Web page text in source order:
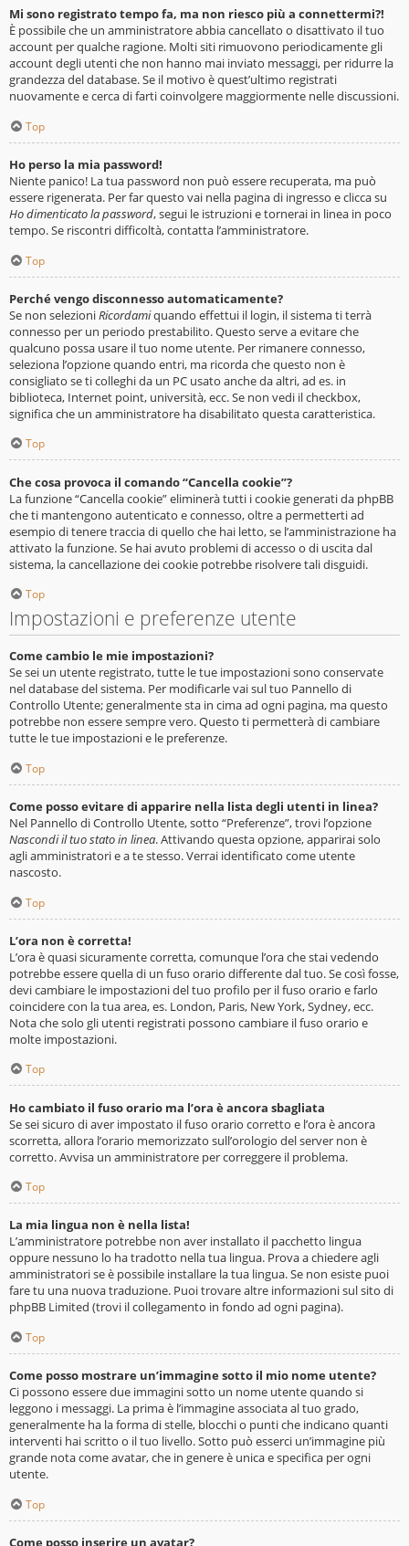
Mi sono registrato tempo fa, ma non riesco più a connettermi?!
È possibile che un amministratore abbia cancellato o disattivato il tuo
account per qualche ragione. Molti siti rimuovono periodicamente gli
account degli utenti che non hanno mai inviato messaggi, per ridurre la
grandezza del database. Se il motivo è quest’ultimo registrati
nuovamente e cerca di farti coinvolgere maggiormente nelle discussioni.
Top
Ho perso la mia password!
Niente panico! La tua password non può essere recuperata, ma può
essere rigenerata. Per far questo vai nella pagina di ingresso e clicca su
Ho dimenticato la password, segui le istruzioni e tornerai in linea in poco
tempo. Se riscontri difficoltà, contatta l’amministratore.
Top
Perché vengo disconnesso automaticamente?
Se non selezioniRicordamiquando effettui il login, il sistema ti terrà
connesso per un periodo prestabilito. Questo serve a evitare che
qualcuno possa usare il tuo nome utente. Per rimanere connesso,
seleziona l’opzione quando entri, ma ricorda che questo non è
consigliato se ti colleghi da un PC usato anche da altri, ad es. in
biblioteca, Internet point, università, ecc. Se non vedi il checkbox,
significa che un amministratore ha disabilitato questa caratteristica.
Top
Che cosa provoca il comando “Cancella cookie”?
La funzione “Cancella cookie” eliminerà tutti i cookie generati da phpBB
che ti mantengono autenticato e connesso, oltre a permetterti ad
esempio di tenere traccia di quello che hai letto, se l’amministrazione ha
attivato la funzione. Se hai avuto problemi di accesso o di uscita dal
sistema, la cancellazione dei cookie potrebbe risolvere tali disguidi.
Top
Impostazioni e preferenze utente
Come cambio le mie impostazioni?
Se sei un utente registrato, tutte le tue impostazioni sono conservate
nel database del sistema. Per modificarle vai sul tuo Pannello di
Controllo Utente; generalmente sta in cima ad ogni pagina, ma questo
potrebbe non essere sempre vero. Questo ti permetterà di cambiare
tutte le tue impostazioni e le preferenze.
Top
Come posso evitare di apparire nella lista degli utenti in linea?
Nel Pannello di Controllo Utente, sotto “Preferenze”, trovi l’opzione
Nascondi il tuo stato in linea. Attivando questa opzione, apparirai solo
agli amministratori e a te stesso. Verrai identificato come utente
nascosto.
Top
L’ora non è corretta!
L’ora è quasi sicuramente corretta, comunque l’ora che stai vedendo
potrebbe essere quella di un fuso orario differente dal tuo. Se così fosse,
devi cambiare le impostazioni del tuo profilo per il fuso orario e farlo
coincidere con la tua area, es. London, Paris, New York, Sydney, ecc.
Nota che solo gli utenti registrati possono cambiare il fuso orario e
molte impostazioni.
Top
Ho cambiato il fuso orario ma l’ora è ancora sbagliata
Se sei sicuro di aver impostato il fuso orario corretto e l’ora è ancora
scorretta, allora l’orario memorizzato sull’orologio del server non è
corretto. Avvisa un amministratore per correggere il problema.
Top
La mia lingua non è nella lista!
L’amministratore potrebbe non aver installato il pacchetto lingua
oppure nessuno lo ha tradotto nella tua lingua. Prova a chiedere agli
amministratori se è possibile installare la tua lingua. Se non esiste puoi
fare tu una nuova traduzione. Puoi trovare altre informazioni sul sito di
phpBB Limited (trovi il collegamento in fondo ad ogni pagina).
Top
Come posso mostrare un’immagine sotto il mio nome utente?
Ci possono essere due immagini sotto un nome utente quando si
leggono i messaggi. La prima è l’immagine associata al tuo grado,
generalmente ha la forma di stelle, blocchi o punti che indicano quanti
interventi hai scritto o il tuo livello. Sotto può esserci un’immagine più
grande nota come avatar, che in genere è unica e specifica per ogni
utente.
Top
Come posso inserire un avatar?